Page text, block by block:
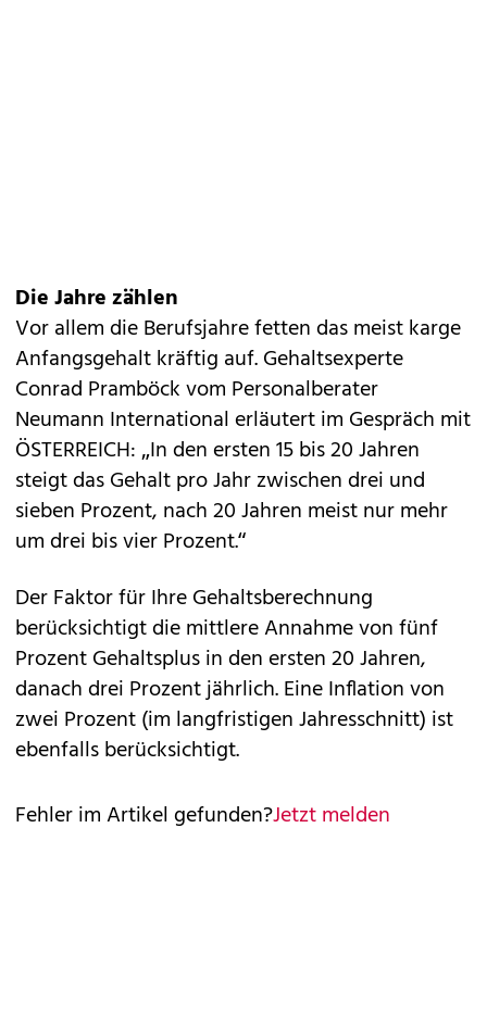
Die Jahre zählen
Vor allem die Berufsjahre fetten das meist karge
Anfangsgehalt kräftig auf. Gehaltsexperte
Conrad Pramböck vom Personalberater
Neumann International erläutert im Gespräch mit
ÖSTERREICH: „In den ersten 15 bis 20 Jahren
steigt das Gehalt pro Jahr zwischen drei und
sieben Prozent, nach 20 Jahren meist nur mehr
um drei bis vier Prozent.“
Der Faktor für Ihre Gehaltsberechnung
berücksichtigt die mittlere Annahme von fünf
Prozent Gehaltsplus in den ersten 20 Jahren,
danach drei Prozent jährlich. Eine Inflation von
zwei Prozent (im langfristigen Jahresschnitt) ist
ebenfalls berücksichtigt.
Fehler im Artikel gefunden?Jetzt melden